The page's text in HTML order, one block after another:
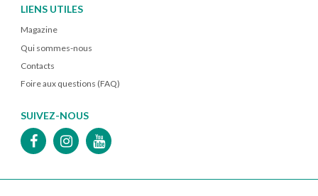
LIENS UTILES
Magazine
Qui sommes-nous
Contacts
Foire aux questions (FAQ)
SUIVEZ-NOUS